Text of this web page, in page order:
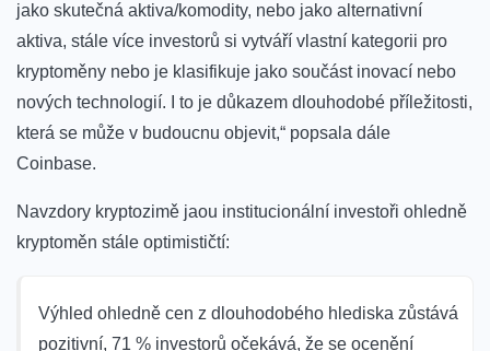
jako skutečná aktiva/komodity, nebo jako alternativní
aktiva, stále více investorů si vytváří vlastní kategorii pro
kryptoměny nebo je klasifikuje jako součást inovací nebo
nových technologií.
I to je důkazem dlouhodobé příležitosti,
která se může v budoucnu objevit,“ popsala dále
Coinbase.
Navzdory kryptozimě jaou institucionální investoři ohledně
kryptoměn stále optimističtí:
Výhled ohledně cen z dlouhodobého hlediska zůstává
pozitivní, 71 % investorů očekává, že se ocenění